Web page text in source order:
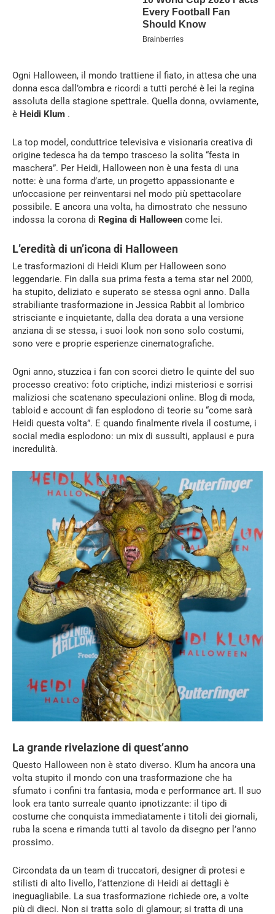
Ogni Halloween, il mondo trattiene il fiato, in attesa che una
donna esca dall’ombra e ricordi a tutti perché è lei la regina
assoluta della stagione spettrale. Quella donna, ovviamente,
è Heidi Klum .
La top model, conduttrice televisiva e visionaria creativa di
origine tedesca ha da tempo trasceso la solita “festa in
maschera”. Per Heidi, Halloween non è una festa di una
notte: è una forma d’arte, un progetto appassionante e
un’occasione per reinventarsi nel modo più spettacolare
possibile. E ancora una volta, ha dimostrato che nessuno
indossa la corona di Regina di Halloween come lei.
L’eredità di un’icona di Halloween
Le trasformazioni di Heidi Klum per Halloween sono
leggendarie. Fin dalla sua prima festa a tema star nel 2000,
ha stupito, deliziato e superato se stessa ogni anno. Dalla
strabiliante trasformazione in Jessica Rabbit al lombrico
strisciante e inquietante, dalla dea dorata a una versione
anziana di se stessa, i suoi look non sono solo costumi,
sono vere e proprie esperienze cinematografiche.
Ogni anno, stuzzica i fan con scorci dietro le quinte del suo
processo creativo: foto criptiche, indizi misteriosi e sorrisi
maliziosi che scatenano speculazioni online. Blog di moda,
tabloid e account di fan esplodono di teorie su “come sarà
Heidi questa volta”. E quando finalmente rivela il costume, i
social media esplodono: un mix di sussulti, applausi e pura
incredulità.
La grande rivelazione di quest’anno
Questo Halloween non è stato diverso. Klum ha ancora una
volta stupito il mondo con una trasformazione che ha
sfumato i confini tra fantasia, moda e performance art. Il suo
look era tanto surreale quanto ipnotizzante: il tipo di
costume che conquista immediatamente i titoli dei giornali,
ruba la scena e rimanda tutti al tavolo da disegno per l’anno
prossimo.
Circondata da un team di truccatori, designer di protesi e
stilisti di alto livello, l’attenzione di Heidi ai dettagli è
ineguagliabile. La sua trasformazione richiede ore, a volte
più di dieci. Non si tratta solo di glamour; si tratta di una